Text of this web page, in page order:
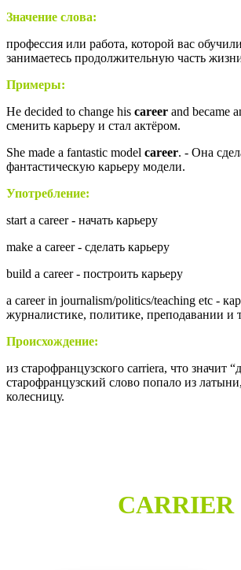
Значение слова:
профессия или работа, которой вас
занимаетесь продолжительную часть
Примеры:
He decided to change his career and became
сменить карьеру и стал актёром.
She made a fantastic model career. - Она
фантастическую карьеру модели.
Употребление:
start a career - начать карьеру
make a career - сделать карьеру
build a career - построить карьеру
a career in journalism/politics/teaching etc -
журналистике, политике, преподавании и
Происхождение:
из старофранцузского carriera, что значит
старофранцузский слово попало из
колесницу.
CARRIER